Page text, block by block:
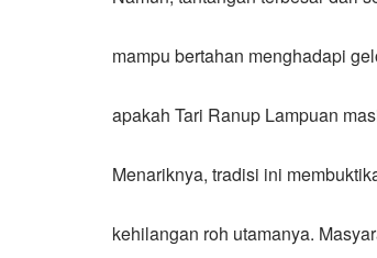
mampu bertahan menghadapi
apakah Tari Ranup Lampuan
Menariknya, tradisi ini
kehilangan roh utamanya.